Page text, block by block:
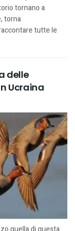
tornano a
torna
tutte le
delle
Ucraina